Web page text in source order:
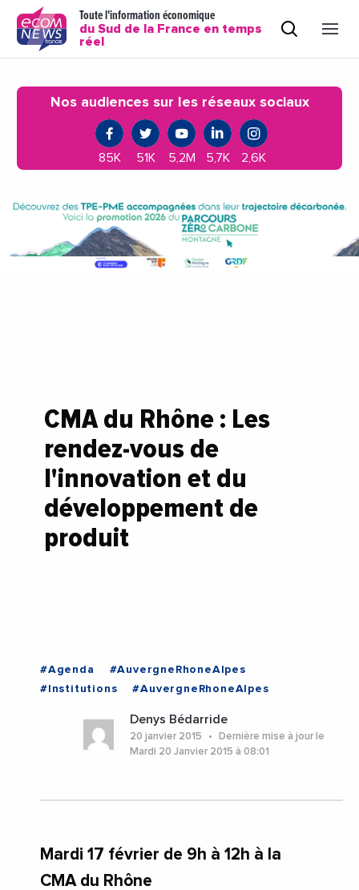
Toute l'information économique
du Sud de la France en temps
réel
Nos audiences sur les réseaux sociaux
85K 51K 5,2M 5,7K 2,6K
CMA du Rhône : Les
rendez-vous de
l'innovation et du
développement de
produit
#Agenda
#AuvergneRhoneAlpes
#Institutions
#AuvergneRhoneAlpes
Denys Bédarride
20 janvier 2015
Dernière mise à jour le
Mardi 20 Janvier 2015 à 08:01
Mardi 17 février de 9h à 12h à la
CMA du Rhône